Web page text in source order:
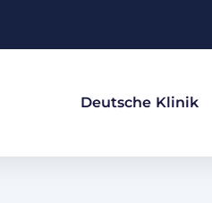
Deutsche Klinik